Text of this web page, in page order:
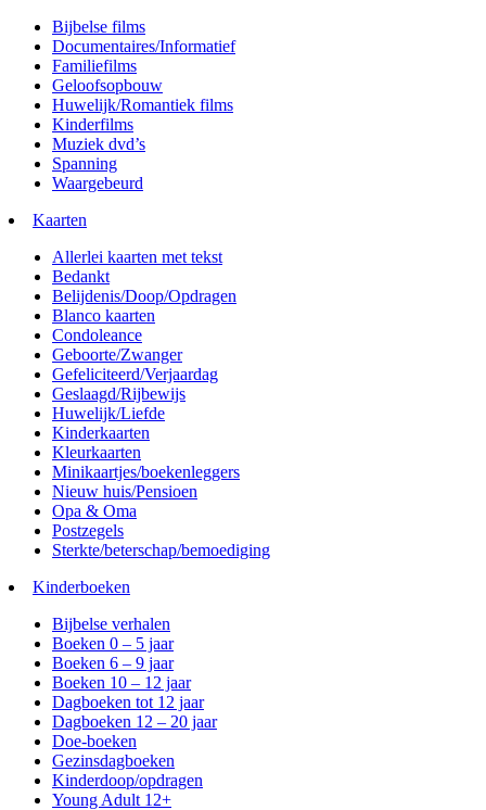
Bijbelse films
Documentaires/Informatief
Familiefilms
Geloofsopbouw
Huwelijk/Romantiek films
Kinderfilms
Muziek dvd’s
Spanning
Waargebeurd
Kaarten
Allerlei kaarten met tekst
Bedankt
Belijdenis/Doop/Opdragen
Blanco kaarten
Condoleance
Geboorte/Zwanger
Gefeliciteerd/Verjaardag
Geslaagd/Rijbewijs
Huwelijk/Liefde
Kinderkaarten
Kleurkaarten
Minikaartjes/boekenleggers
Nieuw huis/Pensioen
Opa & Oma
Postzegels
Sterkte/beterschap/bemoediging
Kinderboeken
Bijbelse verhalen
Boeken 0 – 5 jaar
Boeken 6 – 9 jaar
Boeken 10 – 12 jaar
Dagboeken tot 12 jaar
Dagboeken 12 – 20 jaar
Doe-boeken
Gezinsdagboeken
Kinderdoop/opdragen
Young Adult 12+